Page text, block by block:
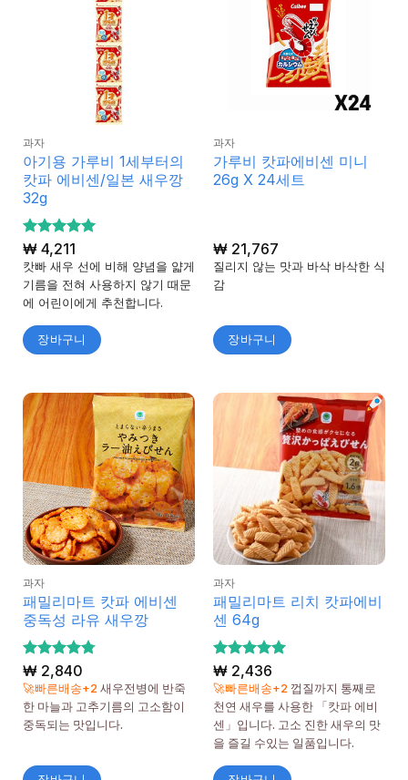
과자
아기용 가루비 1세부터의
캇파 에비센/일본 새우깡
32g
5 중에서
5로 평가
됨
₩4,211
캇빠 새우 선에 비해 양념을 얇게
기름을 전혀 사용하지 않기 때문
에 어린이에게 추천합니다.
장바구니
과자
가루비 캇파에비센 미니
26g X 24세트
₩21,767
질리지 않는 맛과 바삭 바삭한 식
감
장바구니
과자
패밀리마트 캇파 에비센
중독성 라유 새우깡
5 중에서
4.75로 평
가됨
₩2,840
🚀빠른배송+2 새우전병에 반죽
한 마늘과 고추기름의 고소함이
중독되는 맛입니다.
과자
패밀리마트 리치 캇파에비
센 64g
5 중에서
5로 평가
됨
₩2,436
🚀빠른배송+2 껍질까지 통째로
천연 새우를 사용한 「캇파 에비
센」입니다. 고소 진한 새우의 맛
을 즐길 수있는 일품입니다.